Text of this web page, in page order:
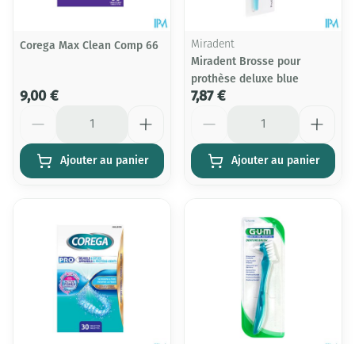
Corega Max Clean Comp 66
9,00 €
Ajouter au panier
Miradent
Miradent Brosse pour
prothèse deluxe blue
7,87 €
Ajouter au panier